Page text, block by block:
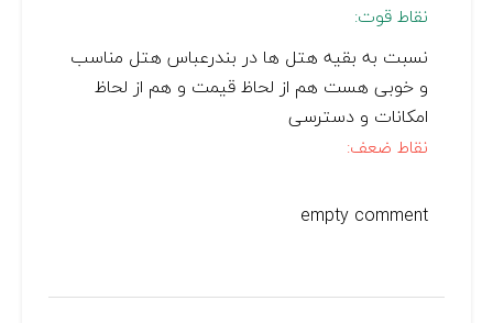
نقاط قوت:
نسبت به بقیه هتل ها در بندرعباس هتل مناسب
و خوبی هست هم از لحاظ قیمت و هم از لحاظ
امکانات و دسترسی
نقاط ضعف:
empty comment